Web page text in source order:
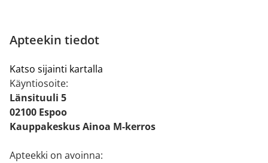
Apteekin tiedot
Katso sijainti kartalla
Käyntiosoite:
Länsituuli 5
02100 Espoo
Kauppakeskus Ainoa M-kerros
Apteekki on avoinna: